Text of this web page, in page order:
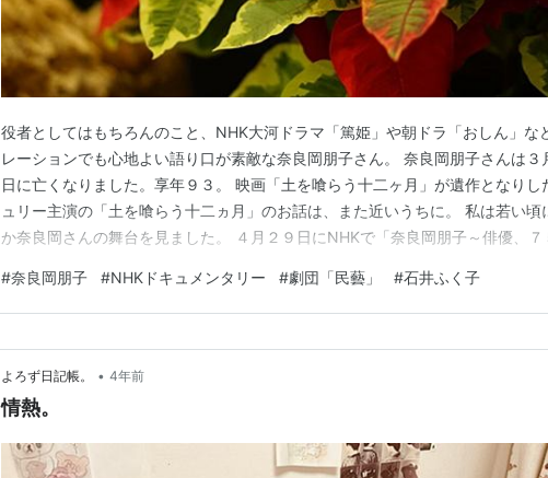
役者としてはもちろんのこと、NHK大河ドラマ「篤姫」や朝ドラ「おしん」な
レーションでも心地よい語り口が素敵な奈良岡朋子さん。 奈良岡朋子さんは３
日に亡くなりました。享年９３。 映画「土を喰らう十二ヶ月」が遺作となりし
ュリー主演の「土を喰らう十二ヵ月」のお話は、また近いうちに。 私は若い頃
か奈良岡さんの舞台を見ました。 ４月２９日にNHKで「奈良岡朋子～俳優、７
ご自身も女子美術大学（女子美術学校）で洋画科を専攻していらっしゃいます。
し、画家にはならずに、卒業と同時に劇団「民藝」に入…
#奈良岡朋子 #NHKドキュメンタリー #劇団「民藝」 #石井ふく子
よろず日記帳。 • 4年前
情熱。